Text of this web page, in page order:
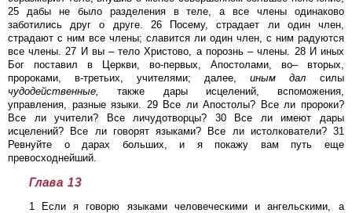
25 дабы не было разделения в теле, а все члены одинаково
заботились друг о друге. 26 Посему, страдает ли один член,
страдают с ним все члены; славится ли один член, с ним радуются
все члены. 27 И вы – тело Христово, а порознь – члены. 28 И иных
Бог поставил в Церкви, во-первых, Апостолами, во– вторых,
пророками, в-третьих, учителями; далее, иным дал силы
чудодейственные,
также дары исцелений, вспоможения,
управления, разные языки. 29 Все ли Апостолы? Все ли пророки?
Все ли учители? Все личудотворцы? 30 Все ли имеют дары
исцелений? Все ли говорят языками? Все ли истолкователи? 31
Ревнуйте о дарах больших, и я покажу вам путь еще
превосходнейший.
Глава 13
1 Если я говорю языками человеческими и ангельскими, а